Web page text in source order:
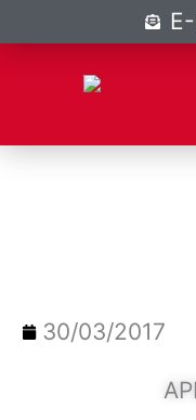
springen
30/03/2017